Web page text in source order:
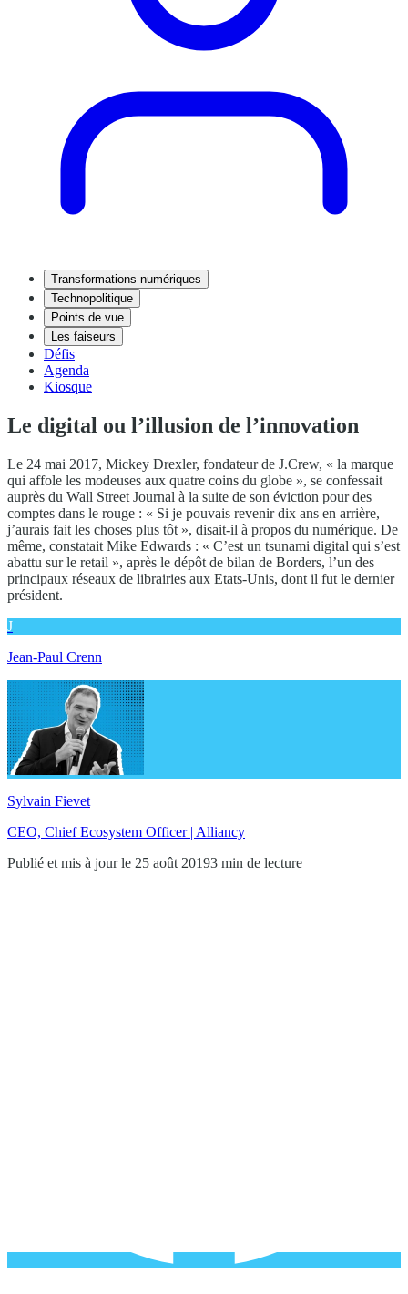
Transformations numériques
Technopolitique
Points de vue
Les faiseurs
Défis
Agenda
Kiosque
Le digital ou l’illusion de l’innovation
Le 24 mai 2017, Mickey Drexler, fondateur de J.Crew, « la marque
qui affole les modeuses aux quatre coins du globe », se confessait
auprès du Wall Street Journal à la suite de son éviction pour des
comptes dans le rouge : « Si je pouvais revenir dix ans en arrière,
j’aurais fait les choses plus tôt », disait-il à propos du numérique. De
même, constatait Mike Edwards : « C’est un tsunami digital qui s’est
abattu sur le retail », après le dépôt de bilan de Borders, l’un des
principaux réseaux de librairies aux Etats-Unis, dont il fut le dernier
président.
J
Jean-Paul Crenn
Sylvain Fievet
CEO, Chief Ecosystem Officer | Alliancy
Publié et mis à jour le 25 août 20193 min de lecture